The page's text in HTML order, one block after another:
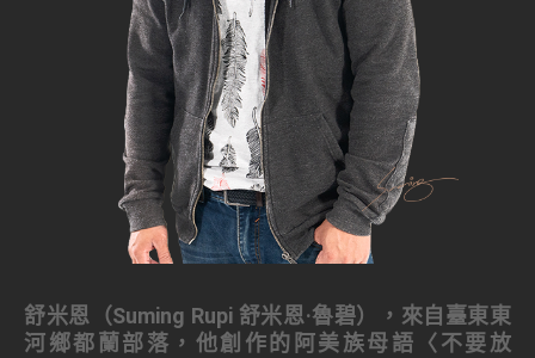
舒米恩（Suming Rupi 舒米恩·魯碧），來自臺東東
河鄉都蘭部落，他創作的阿美族母語〈不要放